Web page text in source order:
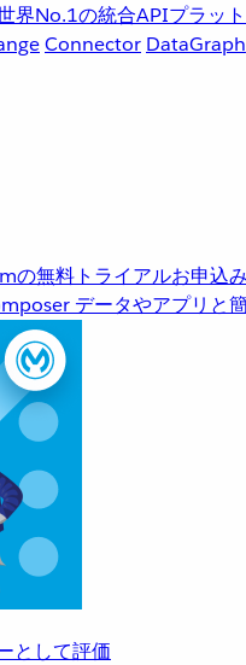
界No.1の統合APIプラッ
Connector DataGraph
の無料トライアルお申込み
データやアプリと
として評価